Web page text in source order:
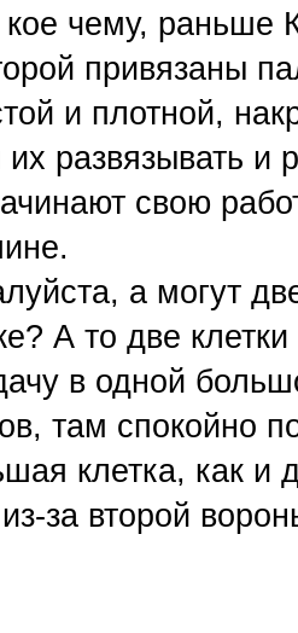
кое чему, раньше
привязаны
и плотной,
развязывать и
свою
а могут
А то две
в одной
там спокойно
клетка, как
за второй